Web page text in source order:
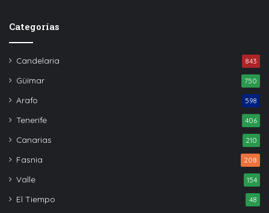
Categorías
Candelaria 843
Güímar 750
Arafo 598
Tenerife 406
Canarias 210
Fasnia 208
Valle 154
El Tiempo 48